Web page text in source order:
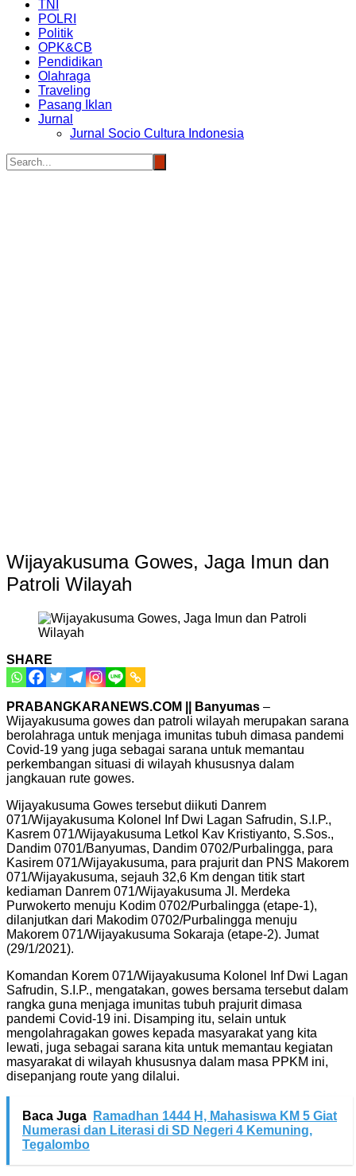
TNI
POLRI
Politik
OPK&CB
Pendidikan
Olahraga
Traveling
Pasang Iklan
Jurnal
Jurnal Socio Cultura Indonesia
Wijayakusuma Gowes, Jaga Imun dan
Patroli Wilayah
SHARE
PRABANGKARANEWS.COM || Banyumas –
Wijayakusuma gowes dan patroli wilayah merupakan sarana
berolahraga untuk menjaga imunitas tubuh dimasa pandemi
Covid-19 yang juga sebagai sarana untuk memantau
perkembangan situasi di wilayah khususnya dalam
jangkauan rute gowes.
Wijayakusuma Gowes tersebut diikuti Danrem
071/Wijayakusuma Kolonel Inf Dwi Lagan Safrudin, S.I.P.,
Kasrem 071/Wijayakusuma Letkol Kav Kristiyanto, S.Sos.,
Dandim 0701/Banyumas, Dandim 0702/Purbalingga, para
Kasirem 071/Wijayakusuma, para prajurit dan PNS Makorem
071/Wijayakusuma, sejauh 32,6 Km dengan titik start
kediaman Danrem 071/Wijayakusuma Jl. Merdeka
Purwokerto menuju Kodim 0702/Purbalingga (etape-1),
dilanjutkan dari Makodim 0702/Purbalingga menuju
Makorem 071/Wijayakusuma Sokaraja (etape-2). Jumat
(29/1/2021).
Komandan Korem 071/Wijayakusuma Kolonel Inf Dwi Lagan
Safrudin, S.I.P., mengatakan, gowes bersama tersebut dalam
rangka guna menjaga imunitas tubuh prajurit dimasa
pandemi Covid-19 ini. Disamping itu, selain untuk
mengolahragakan gowes kepada masyarakat yang kita
lewati, juga sebagai sarana kita untuk memantau kegiatan
masyarakat di wilayah khususnya dalam masa PPKM ini,
disepanjang route yang dilalui.
Baca Juga
Ramadhan 1444 H, Mahasiswa KM 5 Giat
Numerasi dan Literasi di SD Negeri 4 Kemuning,
Tegalombo